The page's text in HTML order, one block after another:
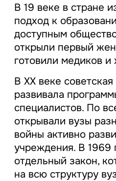
В 19 веке в стране
подход к
доступным
открыли первый
готовили медиков и
В XX веке
развивала
специалистов. По
открывали вузы
войны активно
учреждения. В 1969
отдельный закон,
на всю структуру